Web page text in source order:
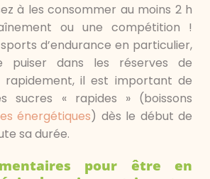
à les consommer au moins 2 h
ou une compétition !
d’endurance en particulier,
puiser dans les réserves de
il est important de
sucres « rapides » (boissons
énergétiques) dès le début de
sa durée.
pour être en